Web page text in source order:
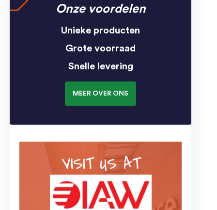
Onze voordelen
Unieke producten
Grote voorraad
Snelle levering
MEER OVER ONS
VISIT US AT